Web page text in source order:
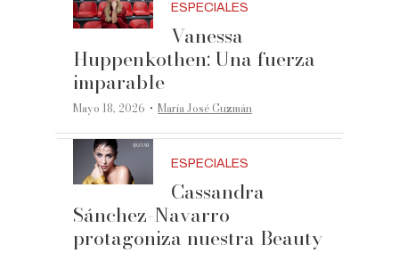
ESPECIALES
Vanessa
Huppenkothen: Una fuerza
imparable
Mayo 18, 2026 ·María José Guzmán
ESPECIALES
Cassandra
Sánchez-Navarro
protagoniza nuestra Beauty